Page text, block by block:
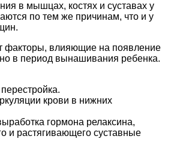
в мышцах, костях и суставах у
по тем же причинам, что и у
факторы, влияющие на появление
в период вынашивания ребенка.
крови в нижних
гормона релаксина,
и растягивающего суставные